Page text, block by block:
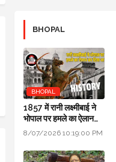
BHOPAL
BHOPAL
1857 में रानी लक्ष्मीबाई ने
भोपाल पर हमले का ऐलान
कर दिया था, बेगम ने रानी को
8/07/2026 10:19:00 PM